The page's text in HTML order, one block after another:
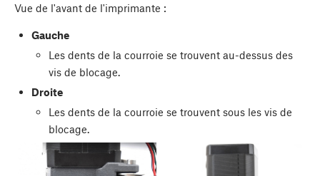
Vue de l'avant de l'imprimante :
Gauche
Les dents de la courroie se trouvent au-dessus des
vis de blocage.
Droite
Les dents de la courroie se trouvent sous les vis de
blocage.